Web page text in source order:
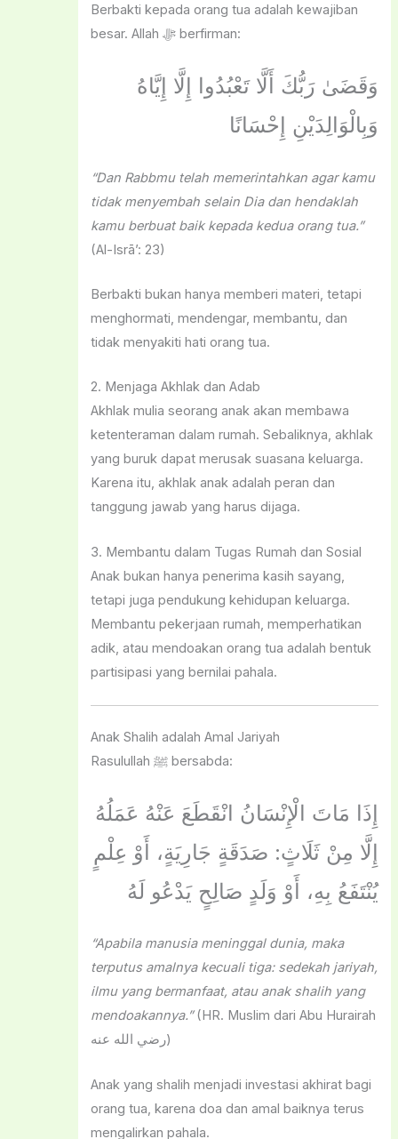
Berbakti kepada orang tua adalah kewajiban
besar. Allah ﷻ berfirman:
وَقَضَىٰ رَبُّكَ أَلَّا تَعْبُدُوا إِلَّا إِيَّاهُ
وَبِالْوَالِدَيْنِ إِحْسَانًا
“Dan Rabbmu telah memerintahkan agar kamu
tidak menyembah selain Dia dan hendaklah
kamu berbuat baik kepada kedua orang tua.”
(Al-Isrā’: 23)
Berbakti bukan hanya memberi materi, tetapi
menghormati, mendengar, membantu, dan
tidak menyakiti hati orang tua.
2. Menjaga Akhlak dan Adab
Akhlak mulia seorang anak akan membawa
ketenteraman dalam rumah. Sebaliknya, akhlak
yang buruk dapat merusak suasana keluarga.
Karena itu, akhlak anak adalah peran dan
tanggung jawab yang harus dijaga.
3. Membantu dalam Tugas Rumah dan Sosial
Anak bukan hanya penerima kasih sayang,
tetapi juga pendukung kehidupan keluarga.
Membantu pekerjaan rumah, memperhatikan
adik, atau mendoakan orang tua adalah bentuk
partisipasi yang bernilai pahala.
Anak Shalih adalah Amal Jariyah
Rasulullah ﷺ bersabda:
إِذَا مَاتَ الْإِنْسَانُ انْقَطَعَ عَنْهُ عَمَلُهُ
إِلَّا مِنْ ثَلَاثٍ: صَدَقَةٍ جَارِيَةٍ، أَوْ عِلْمٍ
يُنْتَفَعُ بِهِ، أَوْ وَلَدٍ صَالِحٍ يَدْعُو لَهُ
“Apabila manusia meninggal dunia, maka
terputus amalnya kecuali tiga: sedekah jariyah,
ilmu yang bermanfaat, atau anak shalih yang
mendoakannya.”(HR. Muslim dari Abu Hurairah
رضي الله عنه)
Anak yang shalih menjadi investasi akhirat bagi
orang tua, karena doa dan amal baiknya terus
mengalirkan pahala.